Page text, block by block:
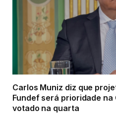
Carlos Muniz diz que
Fundef será prioridade na
votado na quarta